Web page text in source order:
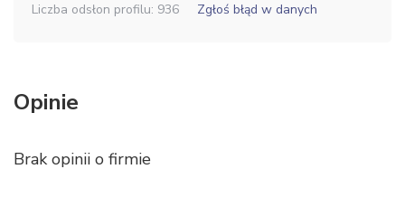
Liczba odsłon profilu: 936
Zgłoś błąd w danych
Opinie
Brak opinii o firmie